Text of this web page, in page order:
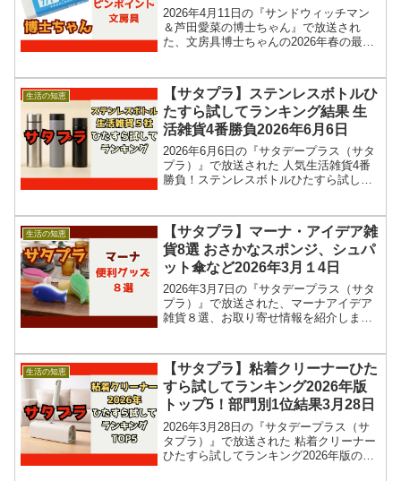
日
2026年4月11日の『サンドウィッチマン
＆芦田愛菜の博士ちゃん』で放送され
た、文房具博士ちゃんの2026年春の最新
ゃんは、オリジナル文房具まで開発した
文房具博士ちゃん...
生活の知恵
【サタプラ】ステンレスボトルひ
たすら試してランキング結果 生
活雑貨4番勝負2026年6月6日
2026年6月6日の『サタデープラス（サタ
プラ）』で放送された 人気生活雑貨4番
勝負！ステンレスボトルひたすら試して
情報をもとに、人気生活雑貨５社の生活
雑貨四番勝負の調...
生活の知恵
【サタプラ】マーナ・アイデア雑
貨8選 おさかなスポンジ、シュパ
ット傘など2026年3月１4日
2026年3月7日の『サタデープラス（サタ
プラ）』で放送された、マーナアイデア
雑貨８選、お取り寄せ情報を紹介しま
品を発表！マーナは1872年(明治5年)創
業、機能とデ...
生活の知恵
【サタプラ】粘着クリーナーひた
すら試してランキング2026年版
トップ5！部門別1位結果3月28日
2026年3月28日の『サタデープラス（サ
タプラ）』で放送された 粘着クリーナー
ひたすら試してランキング2026年版のト